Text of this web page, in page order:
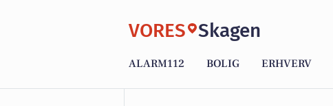
VORES Skagen
ALARM112 BOLIG ERHVERV